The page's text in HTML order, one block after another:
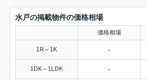
水戸の掲載物件の価格相場
価格相場
1R～1K -
1DK～1LDK -